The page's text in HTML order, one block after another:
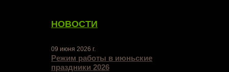
НОВОСТИ
09 июня 2026 г.
Режим работы в июньские
праздники 2026